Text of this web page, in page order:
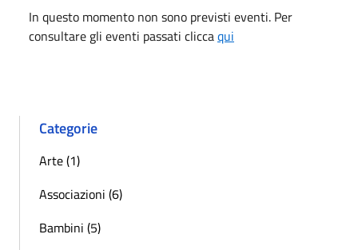
In questo momento non sono previsti eventi. Per
consultare gli eventi passati cliccaqui
Categorie
Arte (1)
Associazioni (6)
Bambini (5)